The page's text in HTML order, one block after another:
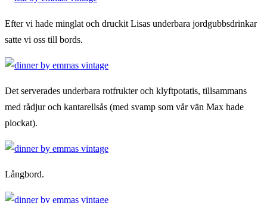
Efter vi hade minglat och druckit Lisas underbara jordgubbsdrinkar
satte vi oss till bords.
Det serverades underbara rotfrukter och klyftpotatis, tillsammans
med rådjur och kantarellsås (med svamp som vår vän Max hade
plockat).
Långbord.